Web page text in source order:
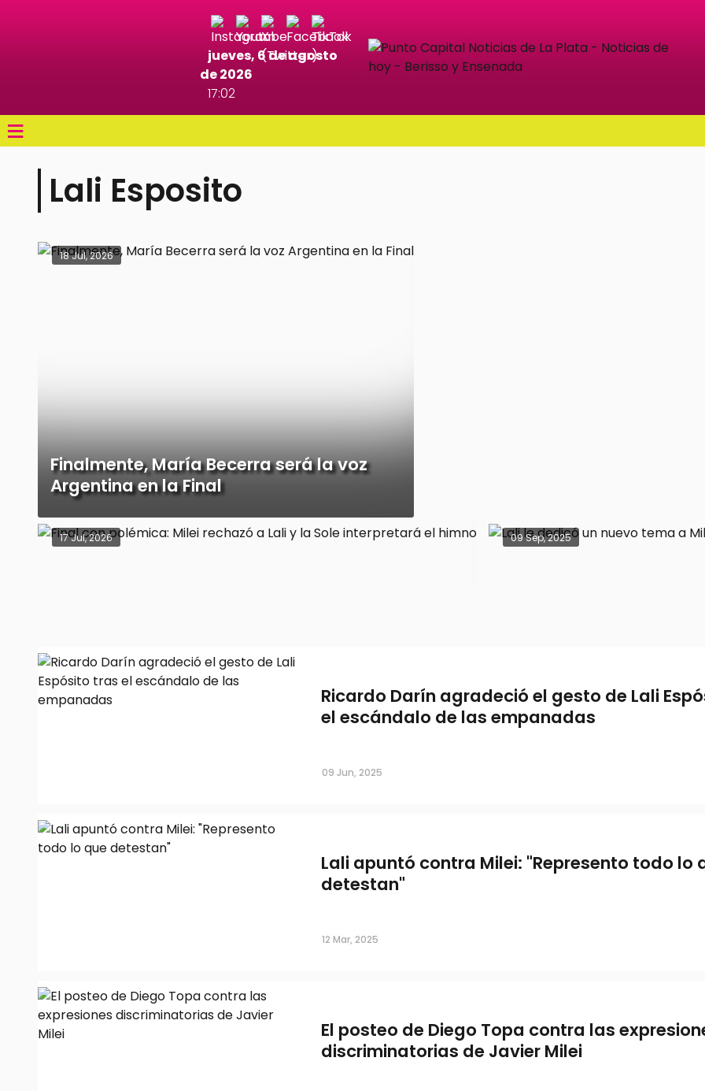
jueves, 6 de agosto
de 2026
17:02
≡
Lali Esposito
18 Jul, 2026
Finalmente, María Becerra será la voz
Argentina en la Final
17 Jul, 2026 09 Sep, 2025
Ricardo Darín agradeció el gesto de Lali
el escándalo de las empanadas
09 Jun, 2025
Lali apuntó contra Milei: "Represento todo lo
detestan"
12 Mar, 2025
El posteo de Diego Topa contra las
discriminatorias de Javier Milei